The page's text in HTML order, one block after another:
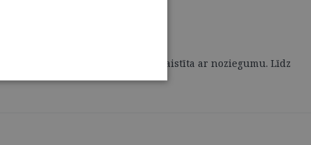
kriminālprocesā, proti, ja tā ir saistīta ar noziegumu. Līdz